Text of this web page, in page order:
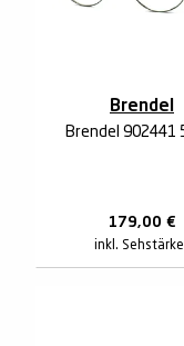
Brendel
Brendel 902441
179,00 €
inkl. Sehstärke